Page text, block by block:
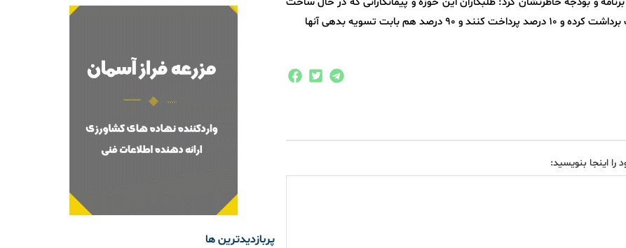
هم بابت تسویه بدهی آنها
را اینجا بنویسید:
پربازدیدترین ها